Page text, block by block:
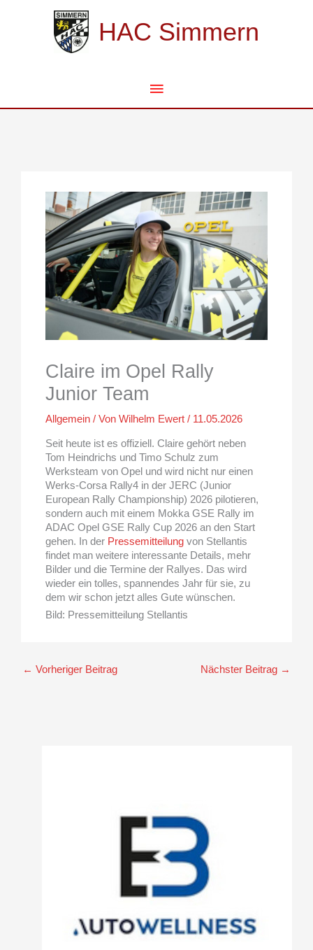
HAC Simmern
Claire im Opel Rally
Junior Team
Allgemein / VonWilhelm Ewert/ 11.05.2026
Seit heute ist es offiziell. Claire gehört neben
Tom Heindrichs und Timo Schulz zum
Werksteam von Opel und wird nicht nur einen
Werks-Corsa Rally4 in der JERC (Junior
European Rally Championship) 2026 pilotieren,
sondern auch mit einem Mokka GSE Rally im
ADAC Opel GSE Rally Cup 2026 an den Start
gehen. In der Pressemitteilung von Stellantis
findet man weitere interessante Details, mehr
Bilder und die Termine der Rallyes. Das wird
wieder ein tolles, spannendes Jahr für sie, zu
dem wir schon jetzt alles Gute wünschen.
Bild: Pressemitteilung Stellantis
← Vorheriger Beitrag Nächster Beitrag →